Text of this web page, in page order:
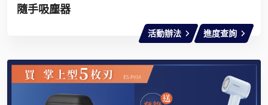
隨手吸塵器
活動辦法 進度查詢